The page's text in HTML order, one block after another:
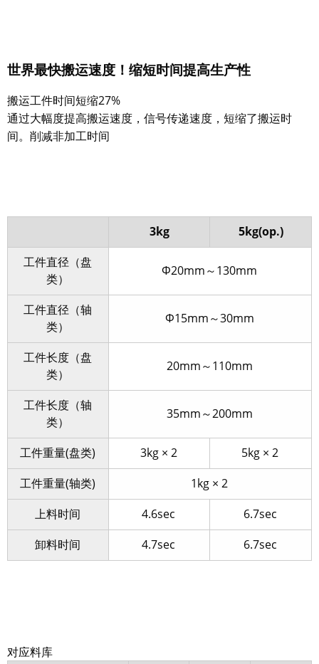
世界最快搬运速度！缩短时间提高生产性
搬运工件时间短缩27%
通过大幅度提高搬运速度，信号传递速度，短缩了搬运时
间。削减非加工时间
3kg
5kg(op.)
工件直径（盘
类）
Φ20mm～130mm
工件直径（轴
类）
Φ15mm～30mm
工件长度（盘
类）
20mm～110mm
工件长度（轴
类）
35mm～200mm
工件重量(盘类) 3kg × 2
5kg × 2
工件重量(轴类)
1kg × 2
上料时间
4.6sec
6.7sec
卸料时间
4.7sec 6.7sec
对应料库